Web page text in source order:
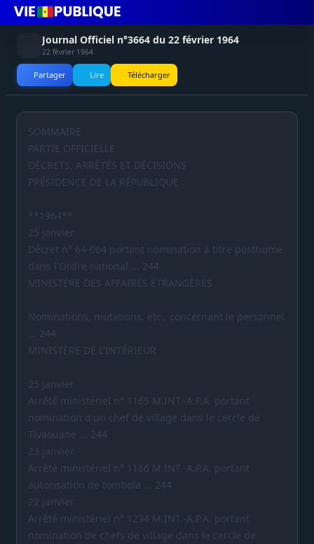
Journal Officiel n°3664 du 22 février 1964
22 février 1964
Partager Lire Télécharger
SOMMAIRE
PARTIE OFFICIELLE
DÉCRETS, ARRÊTÉS ET DÉCISIONS
PRÉSIDENCE DE LA RÉPUBLIQUE
**1964**
25 janvier
Décret n° 64-064 portant nomination à titre posthume
dans l'Ordre national ... 244
MINISTÈRE DES AFFAIRES ÉTRANGÈRES
Nominations, mutations, etc., concernant le personnel
... 244
MINISTÈRE DE L'INTÉRIEUR
25 janvier
Arrêté ministériel n° 1165 M.INT.-A.P.A. portant
nomination d'un chef de village dans le cercle de
Tivaouane ... 244
23 janvier
Arrêté ministériel n° 1166 M.INT.-A.P.A. portant
autorisation de tombola ... 244
22 janvier
Arrêté ministériel n° 1234 M.INT.-A.P.A. portant
nomination de chefs de village dans le cercle de